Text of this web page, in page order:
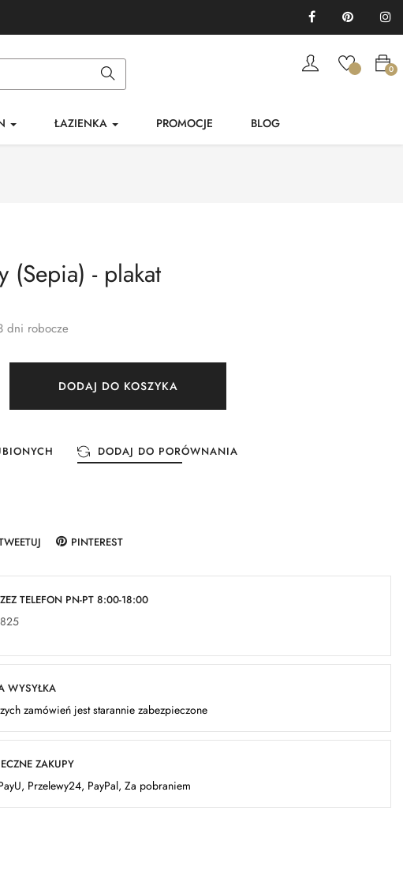
FacebookPinterest
0
ŁAZIENKA PROMOCJE BLOG
(Sepia) - plakat
dni robocze
DODAJ DO KOSZYKA
DODAJ DO PORÓWNANIA
PINTEREST
TELEFON PN-PT 8:00-18:00
WYSYŁKA
zamówień jest starannie zabezpieczone
ZAKUPY
Przelewy24, PayPal, Za pobraniem